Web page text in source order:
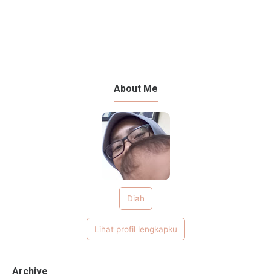
About Me
Diah
Lihat profil lengkapku
Archive